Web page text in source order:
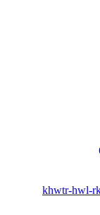
khwtr-hwl-